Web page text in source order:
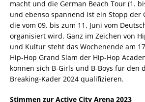
macht und die German Beach Tour (1.
und ebenso spannend ist ein Stopp der
die vom 09. bis zum 11. Juni vom
organisiert wird. Ganz im Zeichen von
und Kultur steht das Wochenende am
Hip-Hop Grand Slam der Hip-Hop
können sich B-Girls und B-Boys für den
Breaking-Kader 2024 qualifizieren.
Stimmen zur Active City Arena 2023